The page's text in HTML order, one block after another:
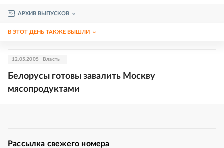
АРХИВ ВЫПУСКОВ
В ЭТОТ ДЕНЬ ТАКЖЕ ВЫШЛИ
12.05.2005 Власть
Белорусы готовы завалить Москву
мясопродуктами
Рассылка свежего номера